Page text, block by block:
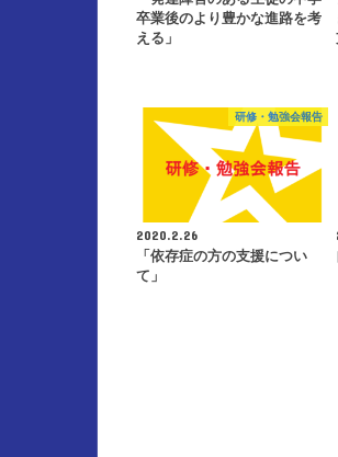
卒業後のより豊かな進路を考
える」
研修・勉強会報告
2020.2.26
「依存症の方の支援につい
て」